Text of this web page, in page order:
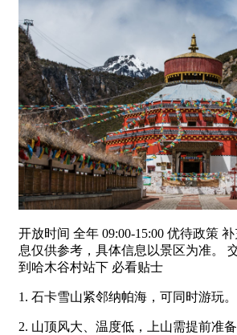
开放时间 全年 09:00-15:00 优待政策
息仅供参考，具体信息以景区为准。
到哈木谷村站下 必看贴士
1. 石卡雪山紧邻纳帕海，可同时游玩。
2. 山顶风大、温度低，上山需提前准